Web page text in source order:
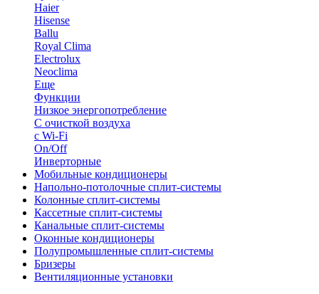
Haier
Hisense
Ballu
Royal Clima
Electrolux
Neoclima
Еще
Функции
Низкое энергопотребление
С очисткой воздуха
с Wi-Fi
On/Off
Инверторные
Мобильные кондиционеры
Напольно-потолоч​ные ​сплит-системы
Колонные ​​сплит-системы
Кассетные сплит-системы
Канальные сплит-системы
Оконные кондиционеры
Полупромышленные сплит-системы
Бризеры
Вентиляционные установки